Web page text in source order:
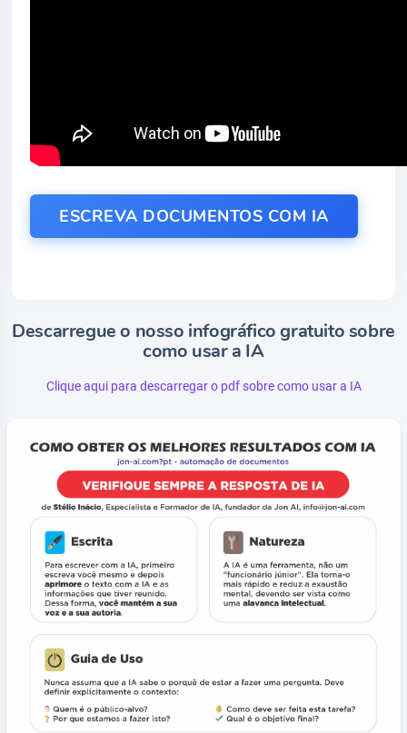
ESCREVA DOCUMENTOS COM IA
Descarregue o nosso infográfico gratuito sobre
como usar a IA
Clique aqui para descarregar o pdf sobre como usar a IA